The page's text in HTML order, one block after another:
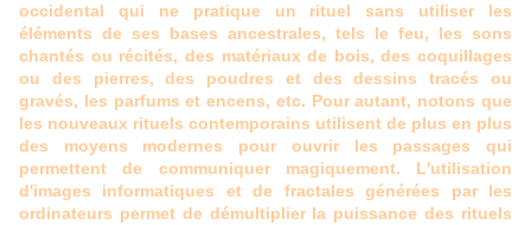
occidental qui ne pratique un rituel sans utiliser les
éléments de ses bases ancestrales, tels le feu, les sons
chantés ou récités, des matériaux de bois, des coquillages
ou des pierres, des poudres et des dessins tracés ou
gravés, les parfums et encens, etc. Pour autant, notons que
les nouveaux rituels contemporains utilisent de plus en plus
des moyens modernes pour ouvrir les passages qui
permettent de communiquer magiquement. L'utilisation
d'images informatiques et de fractales générées par les
ordinateurs permet de démultiplier la puissance des rituels